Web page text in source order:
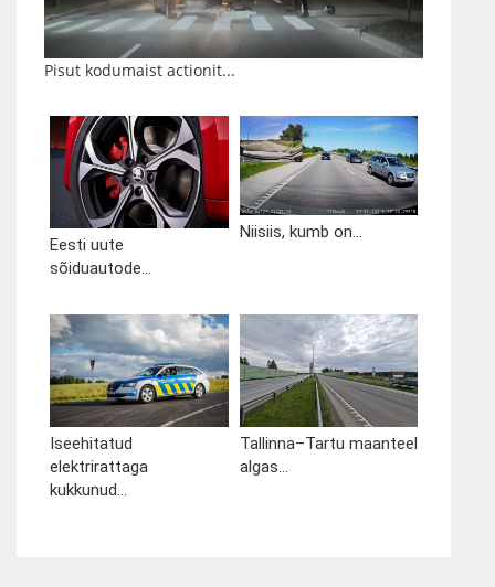
Pisut kodumaist actionit...
Eesti uute
sõiduautode...
Niisiis, kumb on...
Iseehitatud
elektrirattaga
kukkunud...
Tallinna–Tartu maanteel
algas...